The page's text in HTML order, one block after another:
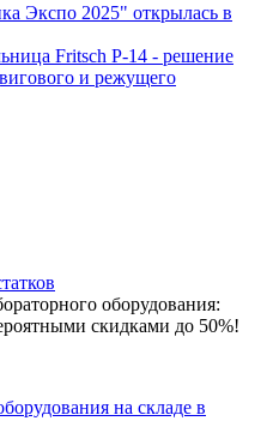
Экспо 2025" открылась в
Fritsch P-14 - решение
и режущего
оборудования:
скидками до 50%!
на складе в